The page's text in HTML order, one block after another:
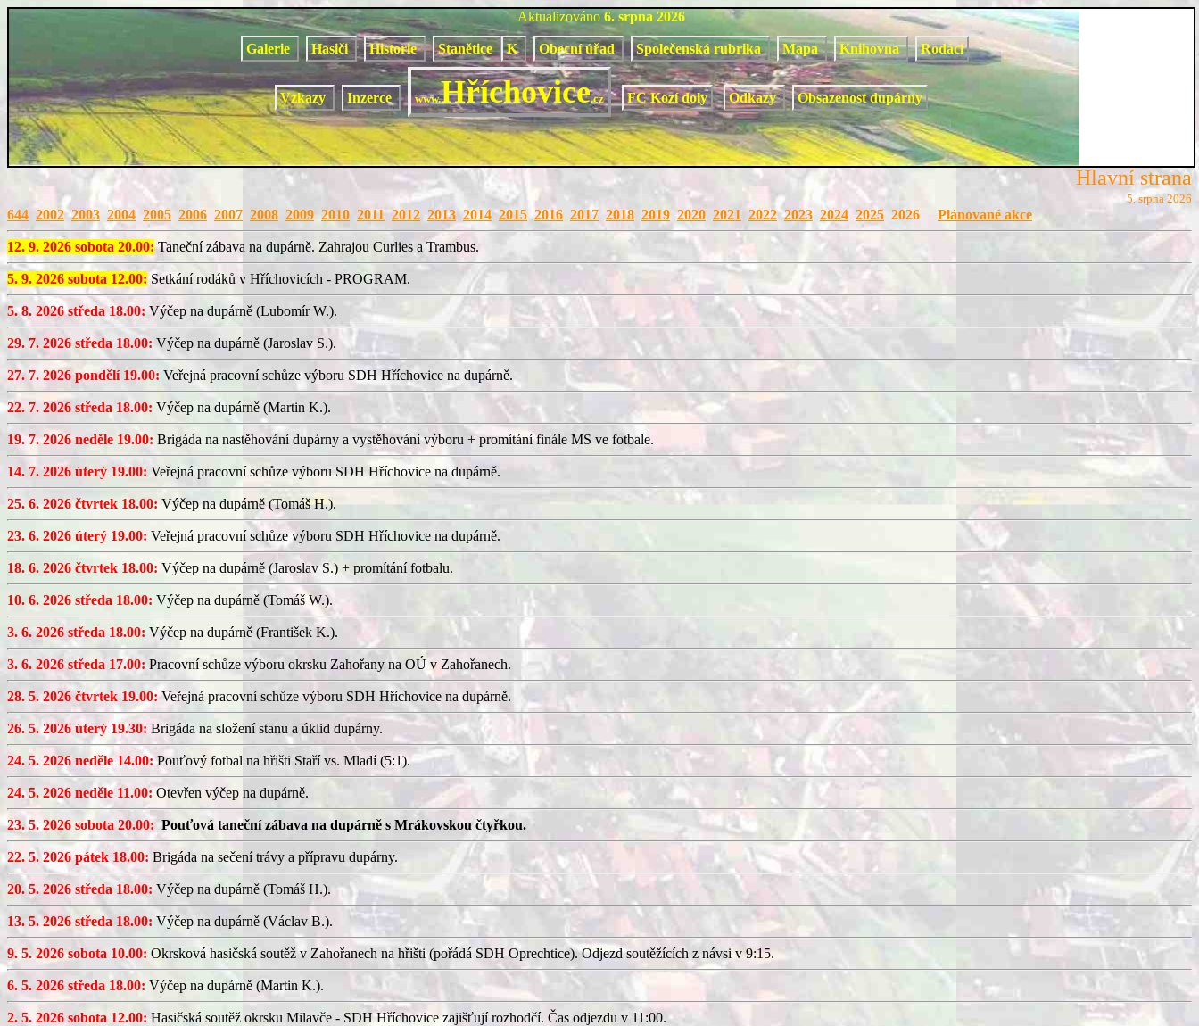
Aktualizováno 6. srpna 2026
Galerie Hasiči Historie Stanětice K Obecní úřad Společenská rubrika Mapa Knihovna Rodáci
Vzkazy Inzerce www.Hříchovice.cz FC Kozí doly Odkazy Obsazenost dupárny
Hlavní strana
5. srpna 2026
644 2002 2003 2004 2005 2006 2007 2008 2009 2010 2011 2012 2013 2014 2015 2016 2017 2018 2019 2020 2021 2022 2023 2024 2025 2026 Plánované akce
12. 9. 2026 sobota 20.00:Taneční zábava na dupárně. Zahrajou Curlies a Trambus.
5. 9. 2026 sobota 12.00: Setkání rodáků v Hříchovicích - PROGRAM.
5. 8. 2026 středa 18.00: Výčep na dupárně (Lubomír W.).
29. 7. 2026 středa 18.00: Výčep na dupárně (Jaroslav S.).
27. 7. 2026 pondělí 19.00: Veřejná pracovní schůze výboru SDH Hříchovice na dupárně.
22. 7. 2026 středa 18.00: Výčep na dupárně (Martin K.).
19. 7. 2026 neděle 19.00: Brigáda na nastěhování dupárny a vystěhování výboru + promítání finále MS ve fotbale.
14. 7. 2026 úterý 19.00: Veřejná pracovní schůze výboru SDH Hříchovice na dupárně.
25. 6. 2026 čtvrtek 18.00: Výčep na dupárně (Tomáš H.).
23. 6. 2026 úterý 19.00: Veřejná pracovní schůze výboru SDH Hříchovice na dupárně.
18. 6. 2026 čtvrtek 18.00: Výčep na dupárně (Jaroslav S.) + promítání fotbalu.
10. 6. 2026 středa 18.00: Výčep na dupárně (Tomáš W.).
3. 6. 2026 středa 18.00: Výčep na dupárně (František K.).
3. 6. 2026 středa 17.00: Pracovní schůze výboru okrsku Zahořany na OÚ v Zahořanech.
28. 5. 2026 čtvrtek 19.00:Veřejná pracovní schůze výboru SDH Hříchovice na dupárně.
26. 5. 2026 úterý 19.30: Brigáda na složení stanu a úklid dupárny.
24. 5. 2026 neděle 14.00:Pouťový fotbal na hřišti Staří vs. Mladí (5:1).
24. 5. 2026 neděle 11.00: Otevřen výčep na dupárně.
23. 5. 2026 sobota 20.00: Pouťová taneční zábava na dupárně s Mrákovskou čtyřkou.
22. 5. 2026 pátek 18.00: Brigáda na sečení trávy a přípravu dupárny.
20. 5. 2026 středa 18.00: Výčep na dupárně (Tomáš H.).
13. 5. 2026 středa 18.00: Výčep na dupárně (Václav B.).
9. 5. 2026 sobota 10.00: Okrsková hasičská soutěž v Zahořanech na hřišti (pořádá SDH Oprechtice). Odjezd soutěžících z návsi v 9:15.
6. 5. 2026 středa 18.00: Výčep na dupárně (Martin K.).
2. 5. 2026 sobota 12.00: Hasičská soutěž okrsku Milavče - SDH Hříchovice zajišťují rozhodčí. Čas odjezdu v 11:00.